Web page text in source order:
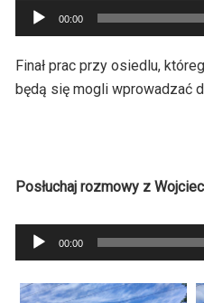
Odtwarzacz
plików
dźwiękowych
00:00
Finał prac przy osiedlu,
będą się mogli wprowadzać
Posłuchaj rozmowy z
Odtwarzacz
plików
dźwiękowych
00:00